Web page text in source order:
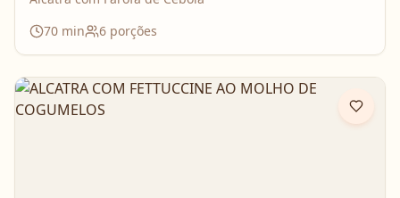
70 min 6 porções